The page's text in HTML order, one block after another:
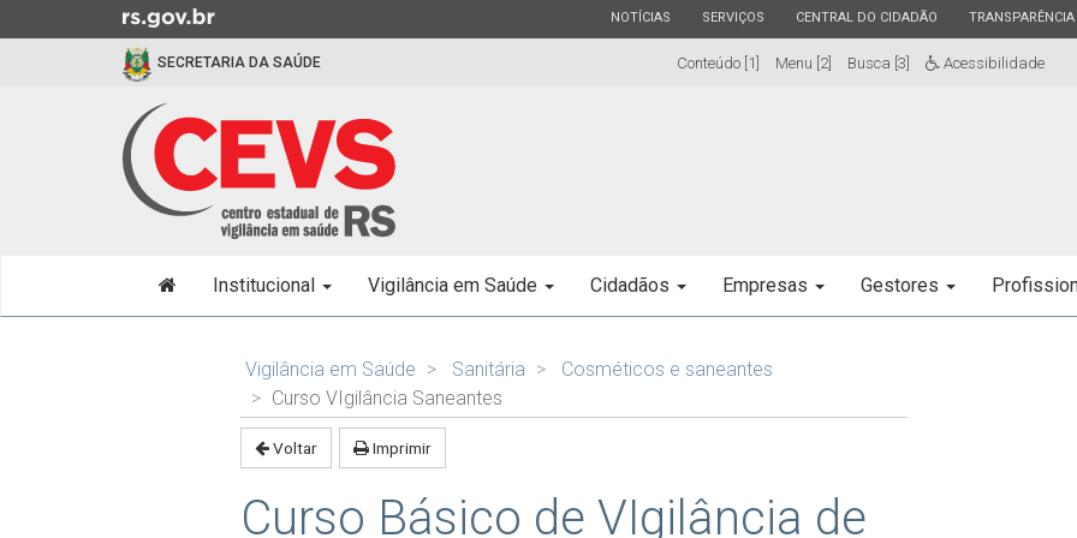
para
ESTADO
NOTÍCIAS ESTADO
SERVIÇOS ESTADO
CENTRAL DO CIDADÃO ESTADO
TRANSPARÊNCIA
SECRETARIA DA SAÚDE Conteúdo [1] Menu [2] Busca [3] Acessibilidade
do
Institucional Vigilância em Saúde Cidadãos Empresas Gestores
Vigilância em Saúde Sanitária
Cosméticos e saneantes
Curso VIgilância Saneantes
Voltar Imprimir
Curso Básico de VIgilância de